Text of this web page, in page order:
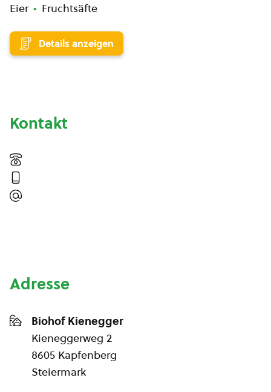
Eier Fruchtsäfte
Details anzeigen
Kontakt
Adresse
Biohof Kienegger
Kieneggerweg 2
8605 Kapfenberg
Steiermark